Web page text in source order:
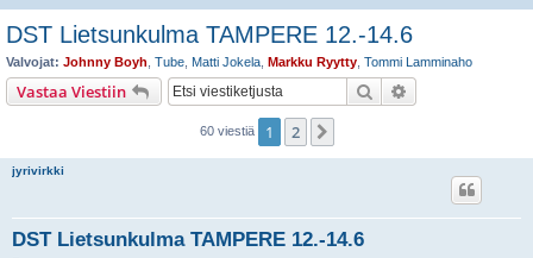
DST Lietsunkulma TAMPERE 12.-14.6
Valvojat: Johnny Boyh Tube Matti Jokela Markku Ryytty Tommi Lamminaho
Vastaa Viestiin Etsi
60 viestiä 1 2
jyrivirkki
DST Lietsunkulma TAMPERE 12.-14.6